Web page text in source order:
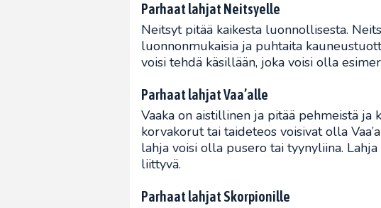
Parhaat lahjat Neitsyelle
Neitsyt pitää kaikesta luonnollisesta.
luonnonmukaisia ja puhtaita
voisi tehdä käsillään, joka voisi olla
Parhaat lahjat Vaa’alle
Vaaka on aistillinen ja pitää pehmeistä ja
korvakorut tai taideteos voisivat olla
lahja voisi olla pusero tai tyynyliina.
liittyvä.
Parhaat lahjat Skorpionille